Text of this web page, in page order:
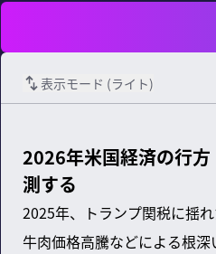
表示モード (ライト)
2026年米国経済の行
測する
2025年、トランプ関税に揺
牛肉価格高騰などによる根